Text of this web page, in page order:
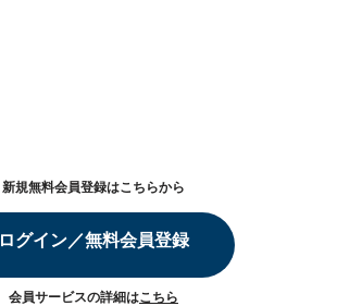
新規無料会員登録はこちらから
ログイン／無料会員登録
会員サービスの詳細はこちら